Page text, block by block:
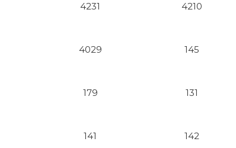
4231 4210
4029 145
179 131
141 142